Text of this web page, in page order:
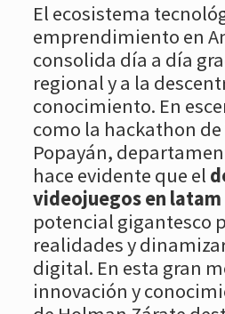
El ecosistema
emprendimiento en
consolida día a día
regional y a la
conocimiento. En
como la hackathon
Popayán,
hace evidente que el
videojuegos en latam
potencial gigantesco
realidades y
digital. En esta gran
innovación y